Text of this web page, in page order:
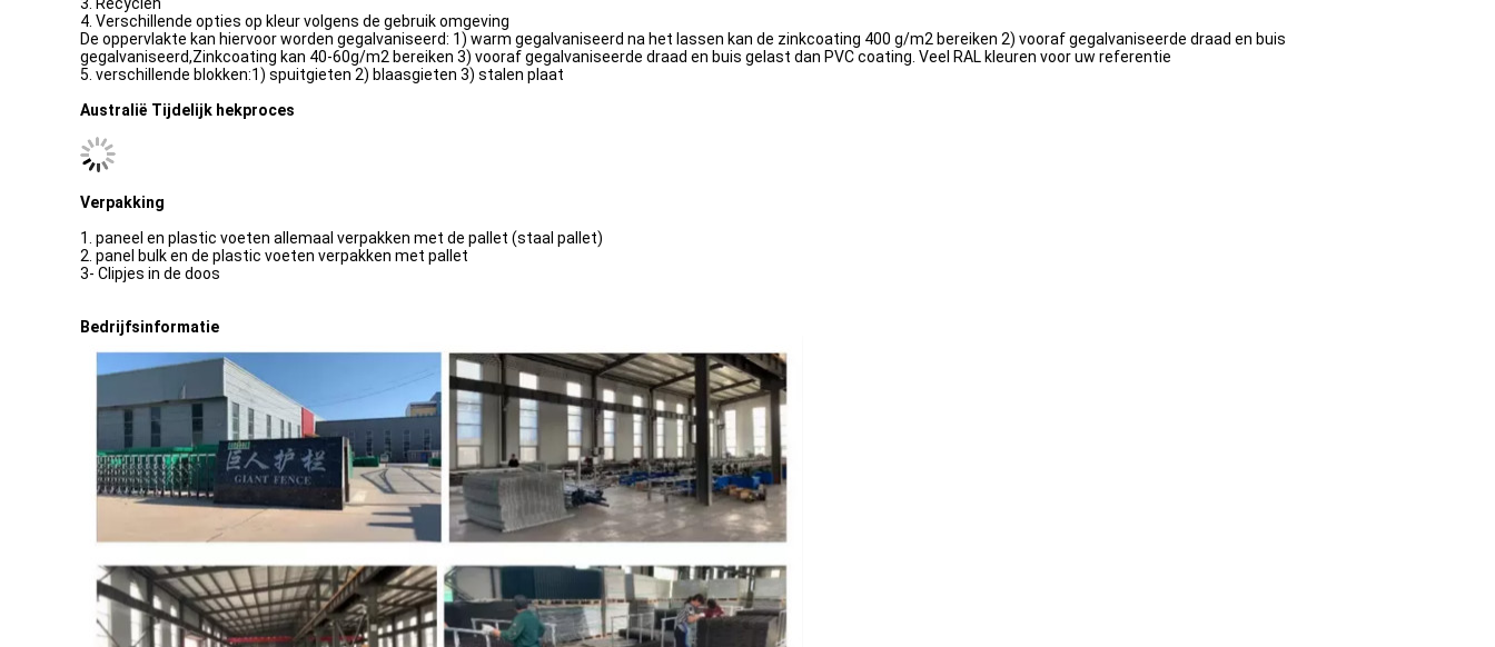
4. Verschillende opties op kleur volgens de gebruik omgeving
De oppervlakte kan hiervoor worden gegalvaniseerd: 1) warm gegalvaniseerd na het lassen kan de zinkcoating 400 g/m2 bereiken 2) vooraf gegalvaniseerde draad en buis
gegalvaniseerd,Zinkcoating kan 40-60g/m2 bereiken 3) vooraf gegalvaniseerde draad en buis gelast dan PVC coating. Veel RAL kleuren voor uw referentie
5. verschillende blokken:1) spuitgieten 2) blaasgieten 3) stalen plaat
Australië Tijdelijk hekproces
Verpakking
1. paneel en plastic voeten allemaal verpakken met de pallet (staal pallet)
2. panel bulk en de plastic voeten verpakken met pallet
3- Clipjes in de doos
Bedrijfsinformatie